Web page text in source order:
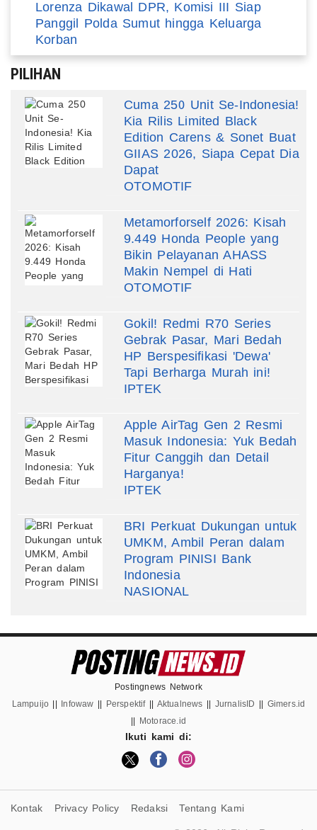
Lorenza Dikawal DPR, Komisi III Siap
Panggil Polda Sumut hingga Keluarga
Korban
PILIHAN
Cuma 250 Unit Se-Indonesia!
Kia Rilis Limited Black
Edition Carens & Sonet Buat
GIIAS 2026, Siapa Cepat Dia
Dapat
OTOMOTIF
Metamorforself 2026: Kisah
9.449 Honda People yang
Bikin Pelayanan AHASS
Makin Nempel di Hati
OTOMOTIF
Gokil! Redmi R70 Series
Gebrak Pasar, Mari Bedah
HP Berspesifikasi 'Dewa'
Tapi Berharga Murah ini!
IPTEK
Apple AirTag Gen 2 Resmi
Masuk Indonesia: Yuk Bedah
Fitur Canggih dan Detail
Harganya!
IPTEK
BRI Perkuat Dukungan untuk
UMKM, Ambil Peran dalam
Program PINISI Bank
Indonesia
NASIONAL
Postingnews Network
Lampuijo
Infowaw Perspektif|| Aktualnews JurnalisID
Gimers.id
Motorace.id
Ikuti kami di:
Kontak Privacy Policy Redaksi Tentang Kami